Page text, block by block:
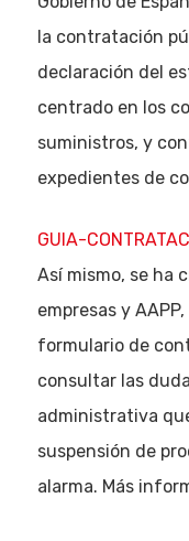
la contratación
declaración del
centrado en los
suministros, y
expedientes de
GUIA-
Así mismo, se ha
empresas y
formulario de
consultar las
administrativa
suspensión de
alarma. Más